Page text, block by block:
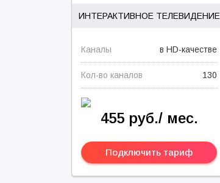
ИНТЕРАКТИВНОЕ ТЕЛЕВИДЕНИЕ
Каналы в HD-качестве
Кол-во каналов 130
455 руб./ мес.
Подключить тариф